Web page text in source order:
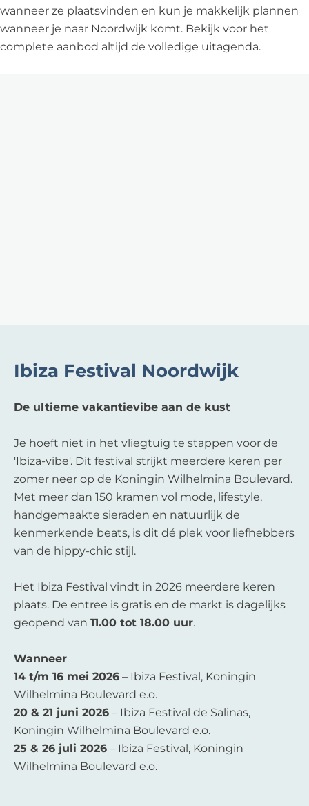
wanneer ze plaatsvinden en kun je makkelijk plannen
wanneer je naar Noordwijk komt. Bekijk voor het
complete aanbod altijd de volledige uitagenda.
Ibiza Festival Noordwijk
De ultieme vakantievibe aan de kust
Je hoeft niet in het vliegtuig te stappen voor de
'Ibiza-vibe'. Dit festival strijkt meerdere keren per
zomer neer op de Koningin Wilhelmina Boulevard.
Met meer dan 150 kramen vol mode, lifestyle,
handgemaakte sieraden en natuurlijk de
kenmerkende beats, is dit dé plek voor liefhebbers
van de hippy-chic stijl.
Het Ibiza Festival vindt in 2026 meerdere keren
plaats. De entree is gratis en de markt is dagelijks
geopend van 11.00 tot 18.00 uur.
Wanneer
14 t/m 16 mei 2026 – Ibiza Festival, Koningin
Wilhelmina Boulevard e.o.
20 & 21 juni 2026 – Ibiza Festival de Salinas,
Koningin Wilhelmina Boulevard e.o.
25 & 26 juli 2026 – Ibiza Festival, Koningin
Wilhelmina Boulevard e.o.